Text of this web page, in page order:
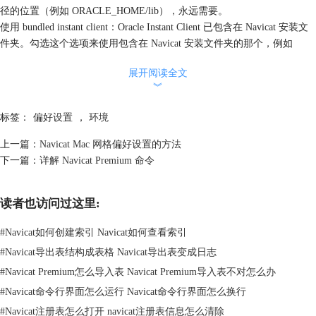
径的位置（例如 ORACLE_HOME/lib），永远需要。
使用 bundled instant client：Oracle Instant Client 已包含在 Navicat 安装文
件夹。勾选这个选项来使用包含在 Navicat 安装文件夹的那个，例如
Oracle Instant Client 是最简单的方法，部署一个以 OCI、 OCCI、 JDBC-
Instant Client。
Oracle Instant Client 下载链接：
http://www.oracle.com/technetwork/database/features/instant-client/index-
Lite 包，解压缩包并设置路径指向它。
ORACLE_HOME/network/admin，这是选择性的，当使用 TNS 连接时需
要。
注意：
1. 要改变路径设置，你需要点击一下锁头并输入你的操作系统用户名和
展开阅读全文
︾
标签： 偏好设置 ， 环境
上一篇： Navicat Mac 网格偏好设置的方法
下一篇： 详解 Navicat Premium 命令
读者也访问过这里:
#Navicat如何创建索引 Navicat如何查看索引
#Navicat导出表结构成表格 Navicat导出表变成日志
#Navicat Premium怎么导入表 Navicat Premium导入表不对怎么办
#Navicat命令行界面怎么运行 Navicat命令行界面怎么换行
#Navicat注册表怎么打开 navicat注册表信息怎么清除